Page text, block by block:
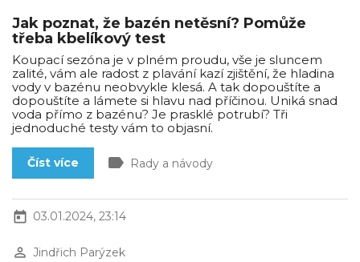
Jak poznat, že bazén netěsní? Pomůže
třeba kbelíkový test
Koupací sezóna je v plném proudu, vše je sluncem
zalité, vám ale radost z plavání kazí zjištění, že hladina
vody v bazénu neobvykle klesá. A tak dopouštíte a
dopouštíte a lámete si hlavu nad příčinou. Uniká snad
voda přímo z bazénu? Je prasklé potrubí? Tři
jednoduché testy vám to objasní.
Číst více label Rady a návody
today 03.01.2024, 23:14
perm_identity Jindřich Parýzek